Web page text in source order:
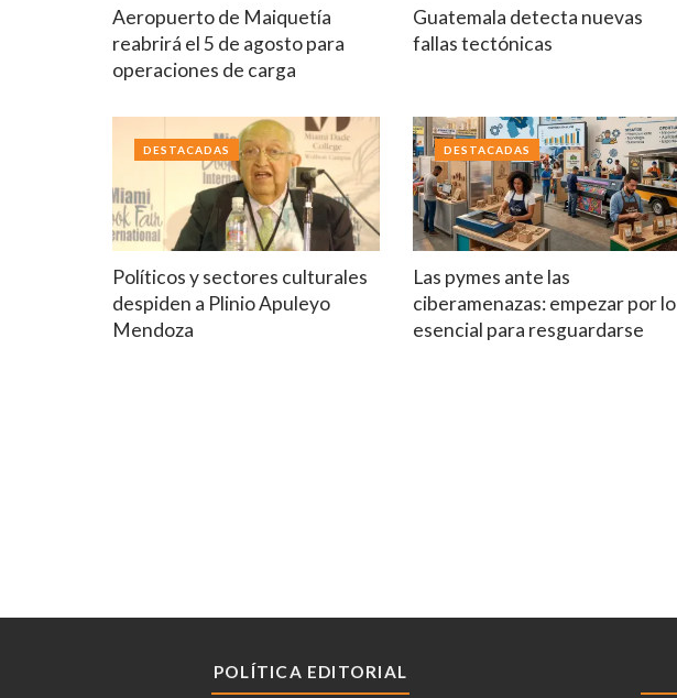
Aeropuerto de Maiquetía
reabrirá el 5 de agosto para
operaciones de carga
Guatemala detecta nuevas
fallas tectónicas
Políticos y sectores culturales
despiden a Plinio Apuleyo
Mendoza
DESTACADAS
Las pymes ante las
ciberamenazas: empezar por lo
esencial para resguardarse
DESTACADAS
POLÍTICA EDITORIAL